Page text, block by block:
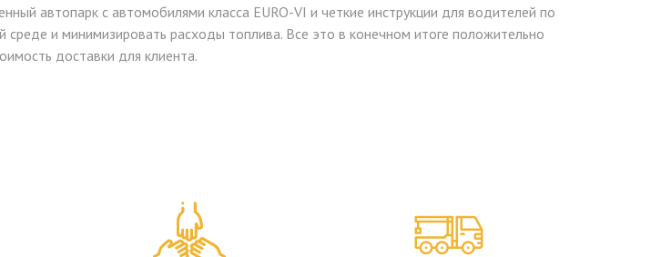
автопарк с автомобилями класса EURO-VI и четкие инструкции для водителей по
и минимизировать расходы топлива. Все это в конечном итоге положительно
доставки для клиента.